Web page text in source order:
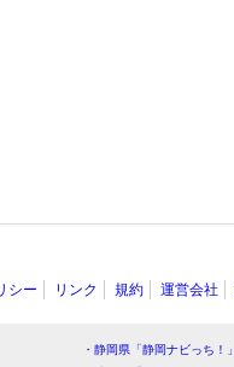
シー リンク 規約 運営会社
・静岡県「静岡ナビっち！」